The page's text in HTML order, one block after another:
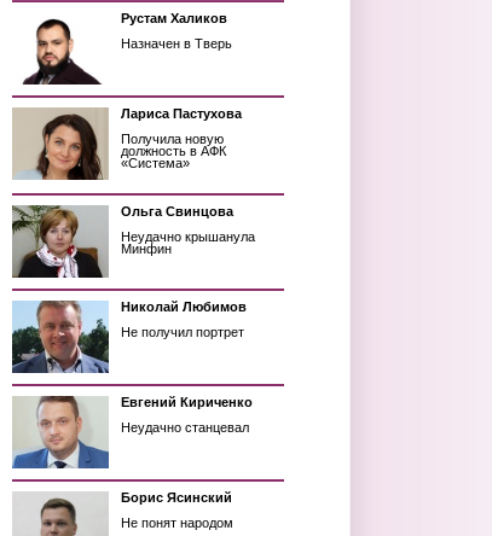
Рустам Халиков
Назначен в Тверь
Лариса Пастухова
Получила новую
должность в АФК
«Система»
Ольга Свинцова
Неудачно крышанула
Минфин
Николай Любимов
Не получил портрет
Евгений Кириченко
Неудачно станцевал
Борис Ясинский
Не понят народом